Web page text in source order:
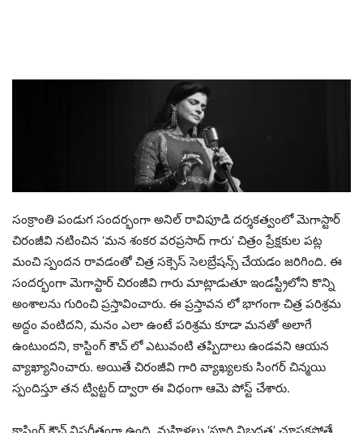
సంక్రాంతి పండుగ సందర్భంగా అనిల్ రావిపూడి దర్శకత్వంలో మెగాస్టార్
చిరంజీవి నటించిన ‘మన శంకర వరప్రసాద్ గారు’ చిత్రం ప్రేక్షకుల పట్ల
మంచి స్పందన రావడంతో చిత్ర సక్సెస్ సెలబ్రేషన్స్ చేయడం జరిగింది. ఈ
సందర్భంగా మెగాస్టార్ చిరంజీవి గారు మాట్లాడుతూ ఇండస్ట్రీలోని కొన్ని
అంశాలను గురించి ప్రస్తావించారు. ఈ ప్రస్తావన లో భాగంగా చిత్ర పరిశ్రమ
అద్దం వంటిదని, మనం ఎలా ఉంటే పరిశ్రమ కూడా మనతో అలాగే
ఉంటుందని, కాస్టింగ్ కౌచ్ లో ఎటువంటి తప్పిదాలు ఉండవని ఆయన
వ్యాఖ్యానించారు. అయితే చిరంజీవి గారి వ్యాఖ్యలకు సింగర్ చిన్మయి
స్పందిస్తూ తన ట్విట్టర్ ద్వారా ఈ విధంగా ఆమె పోస్ట్ చేశారు.